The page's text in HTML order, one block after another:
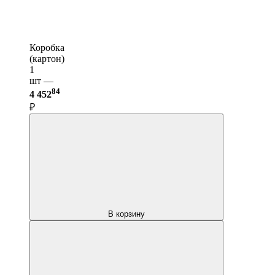
Коробка
(картон)
1
шт —
4 45284
₽
В корзину